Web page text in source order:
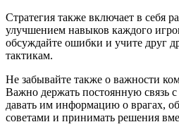
Стратегия также включает в себя
улучшением навыков каждого
обсуждайте ошибки и учите друг
тактикам.
Не забывайте также о важности
Важно держать постоянную связь
давать им информацию о врагах,
советами и принимать решения